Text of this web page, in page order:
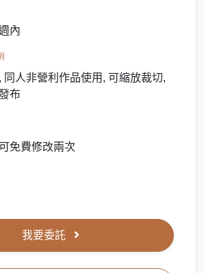
內
同人非營利作品使用, 可縮放裁切,
布
免費修改兩次
我要委託